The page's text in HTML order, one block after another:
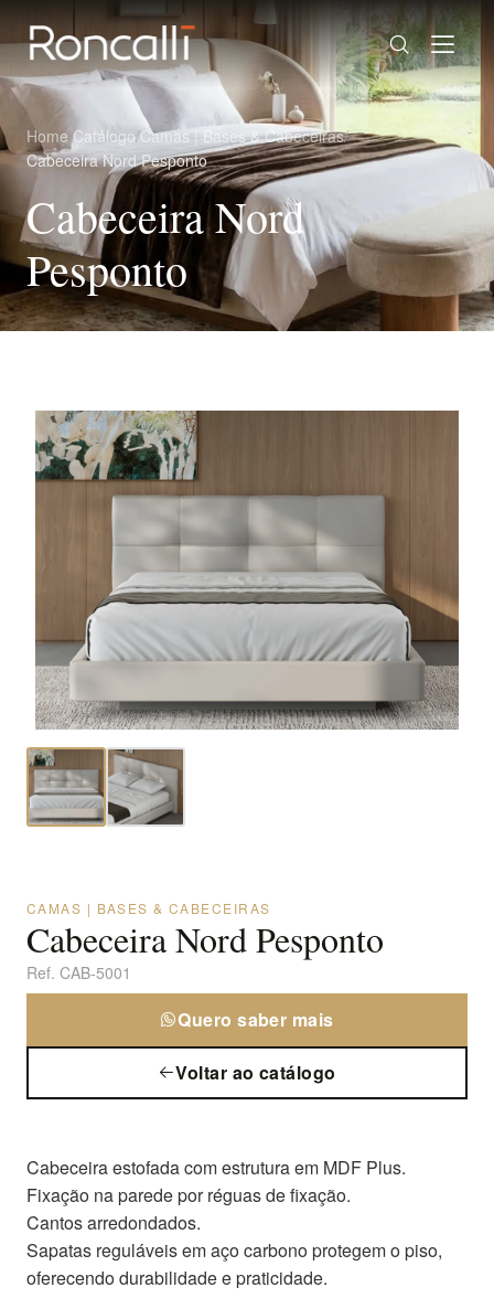
Home /Catálogo/Camas | Bases & Cabeceiras/
Cabeceira Nord Pesponto
Cabeceira Nord
Pesponto
CAMAS | BASES & CABECEIRAS
Cabeceira Nord Pesponto
Ref. CAB-5001
Quero saber mais
Voltar ao catálogo
Cabeceira estofada com estrutura em MDF Plus.
Fixação na parede por réguas de fixação.
Cantos arredondados.
Sapatas reguláveis em aço carbono protegem o piso,
oferecendo durabilidade e praticidade.